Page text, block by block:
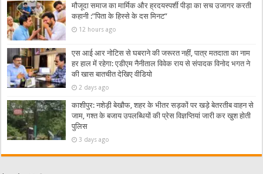
मौजूदा समाज का मार्मिक और ह्रदयस्पर्शी पीड़ा का सच उजागर करती
कहानी :”पिता के हिस्से के दस मिनट”
12 hours ago
एस आई आर नोटिस से घबराने की जरूरत नहीं, पात्र मतदाता का नाम
हर हाल में रहेगा: एडीएम नैनीताल विवेक राय से संपादक विनोद भगत ने
की खास बातचीत देखिए वीडियो
2 days ago
काशीपुर: नशेड़ी बेखौफ, शहर के भीतर सड़कों पर खड़े बेतरतीब वाहन से
जाम, गश्त के बजाय उपलब्धियों की प्रेस विज्ञप्तियां जारी कर खुश होती
पुलिस
3 days ago